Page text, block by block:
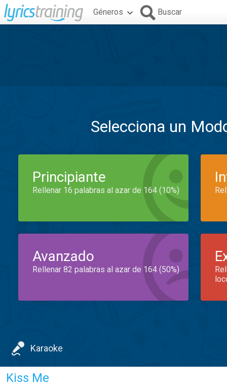
Géneros Buscar
Selecciona un
Principiante
Rellenar 16 palabras al azar de 164 (10%)
Avanzado
Rellenar 82 palabras al azar de 164 (50%)
Karaoke
Kiss Me